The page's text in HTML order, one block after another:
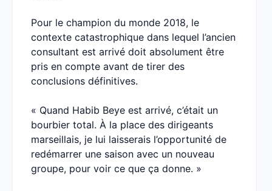
Pour le champion du monde 2018, le
contexte catastrophique dans lequel l’ancien
consultant est arrivé doit absolument être
pris en compte avant de tirer des
conclusions définitives.
« Quand Habib Beye est arrivé, c’était un
bourbier total. À la place des dirigeants
marseillais, je lui laisserais l’opportunité de
redémarrer une saison avec un nouveau
groupe, pour voir ce que ça donne. »